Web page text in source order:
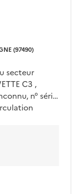
(97490)
secteur
C3 ,
n° série
km
du
le
sur rendez